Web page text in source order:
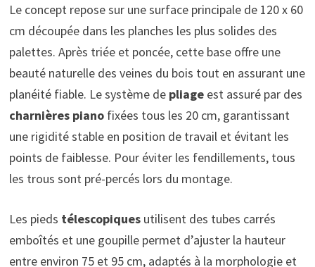
Le concept repose sur une surface principale de 120 x 60
cm découpée dans les planches les plus solides des
palettes. Après triée et poncée, cette base offre une
beauté naturelle des veines du bois tout en assurant une
planéité fiable. Le système de pliageest assuré par des
charnières pianofixées tous les 20 cm, garantissant
une rigidité stable en position de travail et évitant les
points de faiblesse. Pour éviter les fendillements, tous
les trous sont pré-percés lors du montage.
Les pieds télescopiquesutilisent des tubes carrés
emboîtés et une goupille permet d’ajuster la hauteur
entre environ 75 et 95 cm, adaptés à la morphologie et